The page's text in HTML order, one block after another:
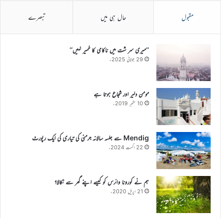
مقبول حال ہی میں تبصرے
’’میری سر شت میں ناکامی کا خمیر نہیں‘‘
29 جولائی 2025ء
مومن دلیر اور شجاع ہوتا ہے
10 ستمبر 2019ء
Mendig سے جلسہ سالانہ جرمنی کی تیاری کی ایک رپورٹ
22 اگست 2024ء
ہم نے کورونا وائرس کو کیسے اپنے گھر سے نکالا؟
21 اپریل 2020ء